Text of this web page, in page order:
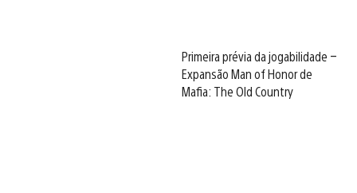
Primeira prévia da jogabilidade –
Expansão Man of Honor de
Mafia: The Old Country